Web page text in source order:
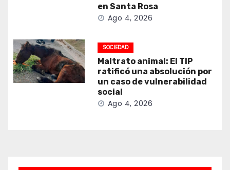
en Santa Rosa
Ago 4, 2026
SOCIEDAD
Maltrato animal: El TIP
ratificó una absolución por
un caso de vulnerabilidad
social
Ago 4, 2026